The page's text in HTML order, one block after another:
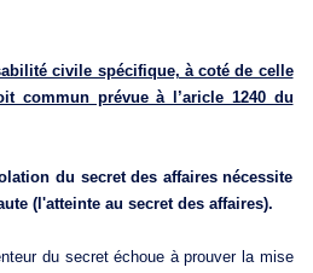
civile spécifique, à coté de celle
commun prévue à l’aricle 1240 du
du secret des affaires nécessite
(l'atteinte au secret des affaires).
du secret échoue à prouver la mise